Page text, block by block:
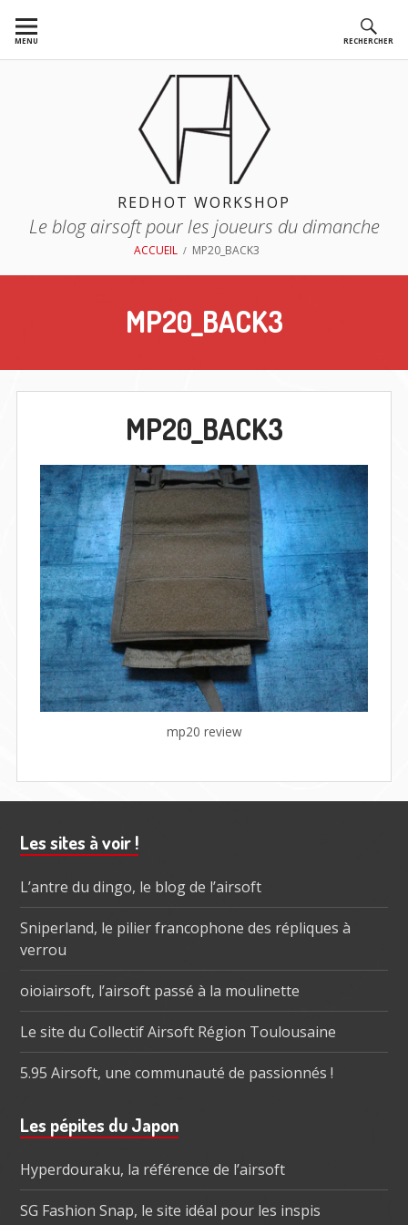
auMENU RECHERCHER
REDHOT WORKSHOP
Le blog airsoft pour les joueurs du dimanche
ACCUEIL MP20_BACK3
MP20_BACK3
MP20_BACK3
mp20 review
Barre
subsidiaire
Les sites à voir !
L’antre du dingo, le blog de l’airsoft
Sniperland, le pilier francophone des répliques à
verrou
oioiairsoft, l’airsoft passé à la moulinette
Le site du Collectif Airsoft Région Toulousaine
5.95 Airsoft, une communauté de passionnés !
Les pépites du Japon
Hyperdouraku, la référence de l’airsoft
SG Fashion Snap, le site idéal pour les inspis